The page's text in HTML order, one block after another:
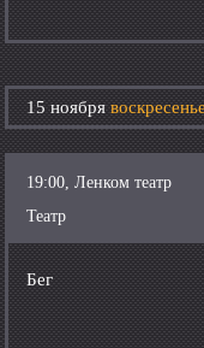
15 ноября
19:00, Ленком театр
Театр
Бег